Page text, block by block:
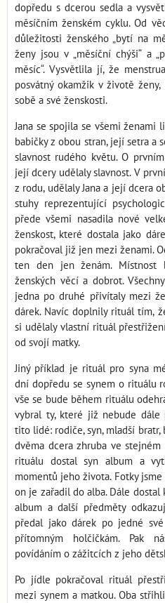
dopředu s dcerou sedla a
měsíčním ženském cyklu. Od
důležitosti ženského „bytí na
ženy jsou v „měsíční chýši“ a
měsíc“. Vysvětlila jí, že
posvátný okamžik v životě
sobě a své ženskosti.
Jana se spojila se všemi ženami
babičky z obou stran, její setra a
slavnost rudého květu. O
její dcery udělaly slavnost. V
z rodu, udělaly Jana a její dcera
stuhy reprezentující
přede všemi nasadila nové
ženskost, které dostala jako
pokračoval již jen mezi ženami.
ten den jen ženám. Místnost
ženských věcí a dobrot.
jedna po druhé přivítaly mezi
dárek. Navíc doplnily rituál tím,
si udělaly vlastní rituál
od svojí matky.
Jiný příklad je rituál pro syna
dní dopředu se synem o rituálu
vše se bude během rituálu
vybral ty, které již nebude dále
tito lidé: rodiče, syn, mladší bratr,
dvěma dcera zhruba ve
rituálu dostal syn album a
momentů jeho života. Fotky
on je zařadil do alba. Dále
album a další předměty
předal jako dárek po jedné
přítomným holčičkám. Pak
povídáním o zážitcích z jeho
Po jídle pokračoval rituál
mezi synem a matkou. Oba